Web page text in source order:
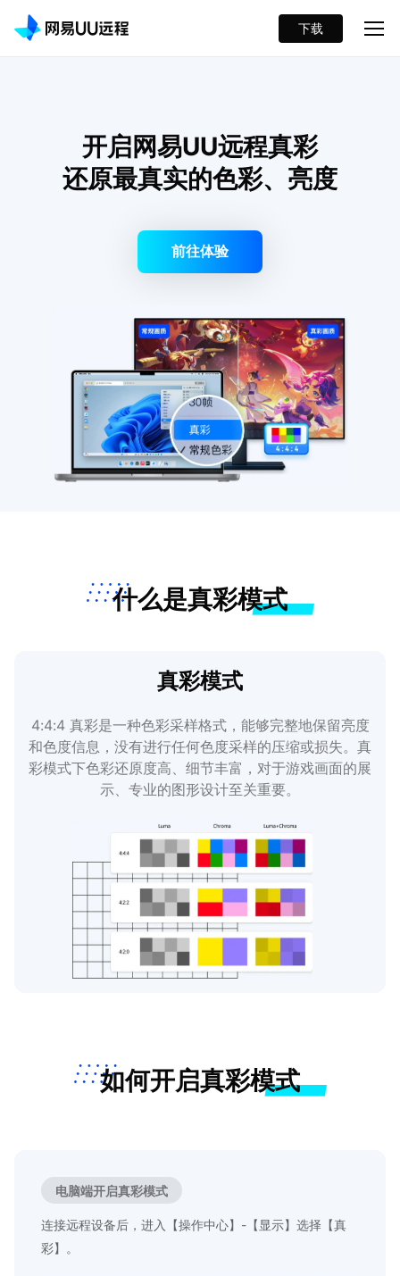
下载
开启网易UU远程真彩
还原最真实的色彩、亮度
前往体验
什么是真彩模式
真彩模式
4:4:4 真彩是一种色彩采样格式，能够完整地保留亮度
和色度信息，没有进行任何色度采样的压缩或损失。真
彩模式下色彩还原度高、细节丰富，对于游戏画面的展
示、专业的图形设计至关重要。
如何开启真彩模式
电脑端开启真彩模式
连接远程设备后，进入【操作中心】-【显示】选择【真
彩】。